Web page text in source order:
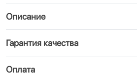
Описание
Гарантия качества
Оплата